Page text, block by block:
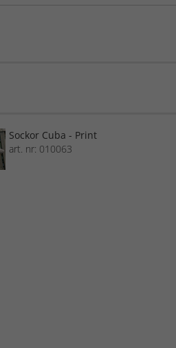
Sockor Cuba - Print
art. nr: 010063